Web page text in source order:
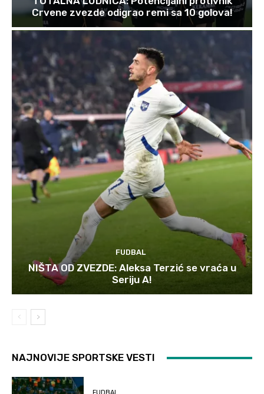
Crvene zvezde odigrao remi sa 10 golova!
FUDBAL
NIŠTA OD ZVEZDE: Aleksa Terzić se vraća u
Seriju A!
NAJNOVIJE SPORTSKE VESTI
FUDBAL